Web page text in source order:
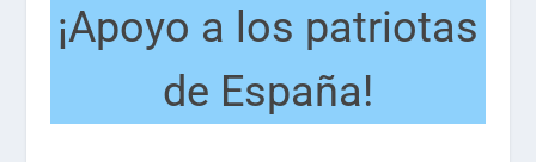
¡Apoyo a los patriotas
de España!